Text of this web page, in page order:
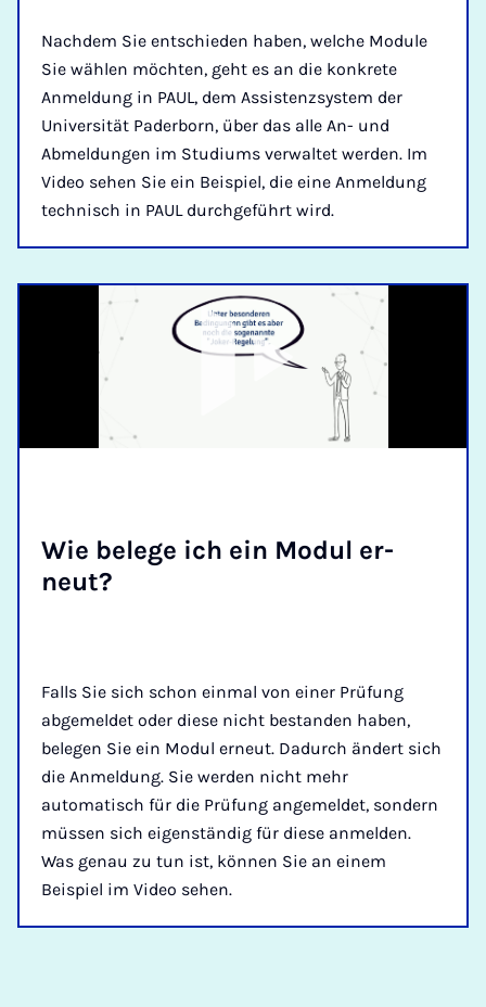
Nachdem Sie entschieden haben, welche Module
Sie wählen möchten, geht es an die konkrete
Anmeldung in PAUL, dem Assistenzsystem der
Universität Paderborn, über das alle An- und
Abmeldungen im Studiums verwaltet werden. Im
Video sehen Sie ein Beispiel, die eine Anmeldung
technisch in PAUL durchgeführt wird.
Wie be­le­ge ich ein Mo­dul er­
neut?
Falls Sie sich schon einmal von einer Prüfung
abgemeldet oder diese nicht bestanden haben,
belegen Sie ein Modul erneut. Dadurch ändert sich
die Anmeldung. Sie werden nicht mehr
automatisch für die Prüfung angemeldet, sondern
müssen sich eigenständig für diese anmelden.
Was genau zu tun ist, können Sie an einem
Beispiel im Video sehen.